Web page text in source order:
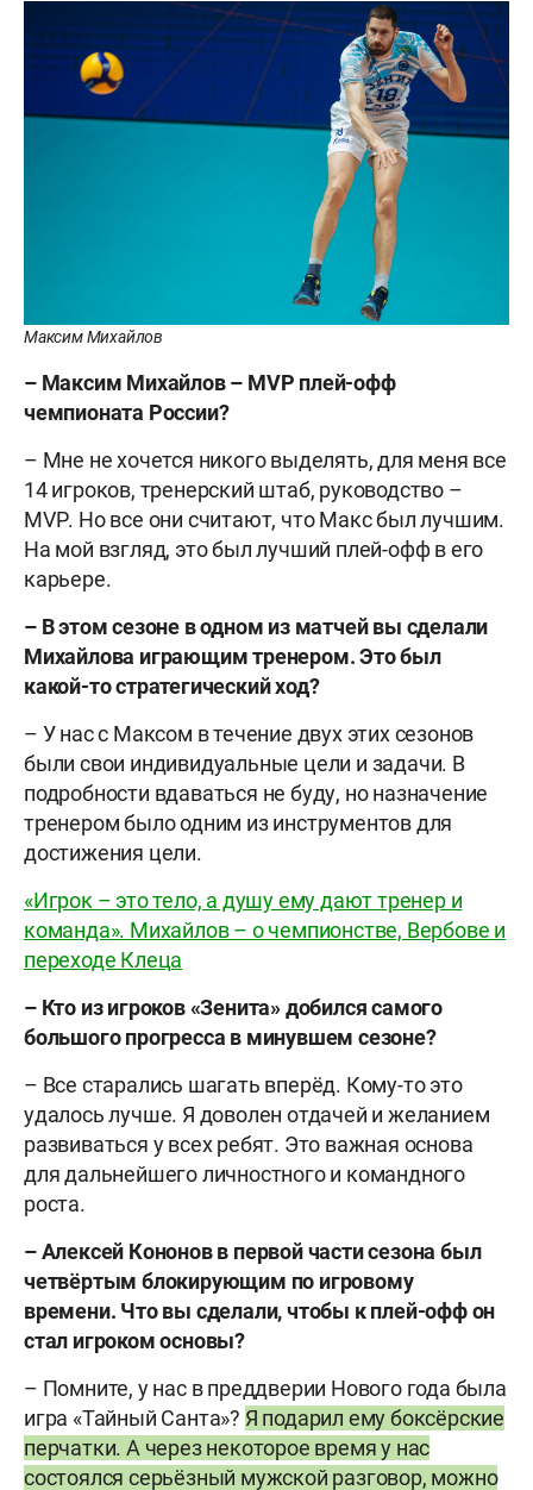
Максим Михайлов
– Максим Михайлов – MVP плей-офф
чемпионата России?
– Мне не хочется никого выделять, для меня все
14 игроков, тренерский штаб, руководство –
МVР. Но все они считают, что Макс был лучшим.
На мой взгляд, это был лучший плей-офф в его
карьере.
– В этом сезоне в одном из матчей вы сделали
Михайлова играющим тренером. Это был
какой-то стратегический ход?
– У нас с Максом в течение двух этих сезонов
были свои индивидуальные цели и задачи. В
подробности вдаваться не буду, но назначение
тренером было одним из инструментов для
достижения цели.
«Игрок – это тело, а душу ему дают тренер и
команда». Михайлов – о чемпионстве, Вербове и
переходе Клеца
– Кто из игроков «Зенита» добился самого
большого прогресса в минувшем сезоне?
– Все старались шагать вперёд. Кому-то это
удалось лучше. Я доволен отдачей и желанием
развиваться у всех ребят. Это важная основа
для дальнейшего личностного и командного
роста.
– Алексей Кононов в первой части сезона был
четвёртым блокирующим по игровому
времени. Что вы сделали, чтобы к плей-офф он
стал игроком основы?
– Помните, у нас в преддверии Нового года была
игра «Тайный Санта»? Я подарил ему боксёрские
перчатки. А через некоторое время у нас
состоялся серьёзный мужской разговор, можно